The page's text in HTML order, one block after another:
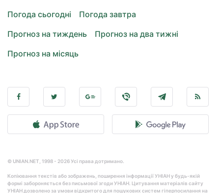
Погода сьогодні
Погода завтра
Прогноз на тиждень
Прогноз на два тижні
Прогноз на місяць
© UNIAN.NET, 1998 - 2026 Усі права дотримано.
Копіювання текстів або зображень, поширення інформації УНІАН у будь-якій
формі забороняється без письмової згоди УНІАН. Цитування матеріалів сайту
УНІАН дозволено за умови відкритого для пошукових систем гіперпосилання на